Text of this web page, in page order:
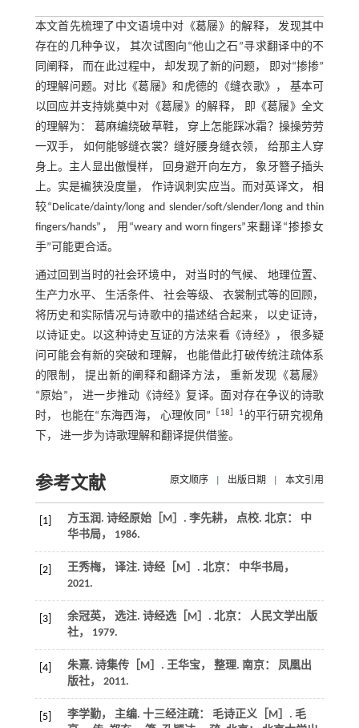
本文首先梳理了中文语境中对《葛屦》的解释， 发现其中
存在的几种争议， 其次试图向“他山之石”寻求翻译中的不
同阐释， 而在此过程中， 却发现了新的问题， 即对“掺掺”
的理解问题。对比《葛屦》和虎德的《缝衣歌》， 基本可
以回应并支持姚奠中对《葛屦》的解释， 即《葛屦》全文
的理解为： 葛麻编绕破草鞋， 穿上怎能踩冰霜？操操劳劳
一双手， 如何能够缝衣裳？缝好腰身缝衣领， 给那主人穿
身上。主人显出傲慢样， 回身避开向左方， 象牙簪子插头
上。实是褊狭没度量， 作诗讽刺实应当。而对英译文， 相
较“Delicate/dainty/long and slender/soft/slender/long and thin
fingers/hands”， 用“weary and worn fingers”来翻译“掺掺女
手”可能更合适。
通过回到当时的社会环境中， 对当时的气候、 地理位置、
生产力水平、 生活条件、 社会等级、 衣裳制式等的回顾，
将历史和实际情况与诗歌中的描述结合起来， 以史证诗，
以诗证史。以这种诗史互证的方法来看《诗经》， 很多疑
问可能会有新的突破和理解， 也能借此打破传统注疏体系
的限制， 提出新的阐释和翻译方法， 重新发现《葛屦》
“原始”， 进一步推动《诗经》复译。面对存在争议的诗歌
时， 也能在“东海西海， 心理攸同”
18 ］1 的平行研究视角
下， 进一步为诗歌理解和翻译提供借鉴。
参考文献 原文顺序 出版日期 本文引用
[1] 方玉润. 诗经原始［M］. 李先耕， 点校. 北京： 中
华书局， 1986.
[2] 王秀梅， 译注. 诗经［M］. 北京： 中华书局，
2021.
[3] 余冠英， 选注. 诗经选［M］. 北京： 人民文学出版
社， 1979.
[4] 朱熹. 诗集传［M］. 王华宝， 整理. 南京： 凤凰出
版社， 2011.
[5] 李学勤， 主编. 十三经注疏： 毛诗正义［M］. 毛